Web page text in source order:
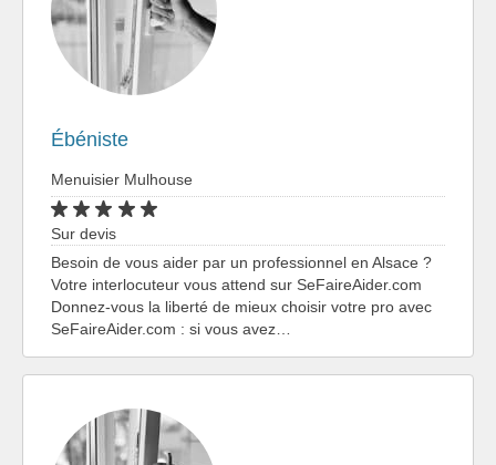
Ébéniste
Menuisier Mulhouse
Sur devis
Besoin de vous aider par un professionnel en Alsace ?
Votre interlocuteur vous attend sur SeFaireAider.com
Donnez-vous la liberté de mieux choisir votre pro avec
SeFaireAider.com : si vous avez…